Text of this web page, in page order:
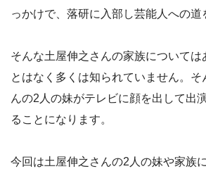
っかけで、落研に入部し芸能人への道
そんな土屋伸之さんの家族については
とはなく多くは知られていません。そ
んの2人の妹がテレビに顔を出して出
ることになります。
今回は土屋伸之さんの2人の妹や家族